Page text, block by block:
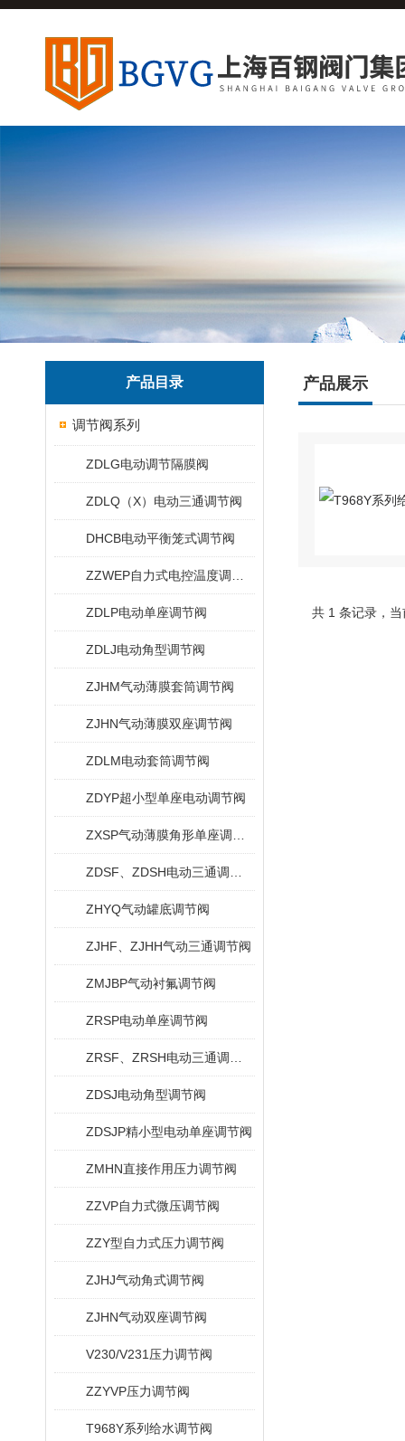
产品目录
调节阀系列
ZDLG电动调节隔膜阀
ZDLQ（X）电动三通调节阀
DHCB电动平衡笼式调节阀
ZDLP电动单座调节阀
ZDLJ电动角型调节阀
ZJHM气动薄膜套筒调节阀
ZJHN气动薄膜双座调节阀
ZDLM电动套筒调节阀
ZDYP超小型单座电动调节阀
ZHYQ气动罐底调节阀
ZJHF、ZJHH气动三通调节阀
ZMJBP气动衬氟调节阀
ZRSP电动单座调节阀
ZDSJ电动角型调节阀
ZDSJP精小型电动单座调节阀
ZMHN直接作用压力调节阀
ZZVP自力式微压调节阀
ZZY型自力式压力调节阀
ZJHJ气动角式调节阀
ZJHN气动双座调节阀
V230/V231压力调节阀
ZZYVP压力调节阀
T968Y系列给水调节阀
产品展示
共 1 条记录，